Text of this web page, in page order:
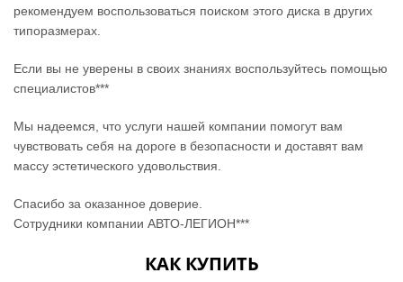
рекомендуем воспользоваться поиском этого диска в других
типоразмерах.
Если вы не уверены в своих знаниях воспользуйтесь помощью
специалистов***
Мы надеемся, что услуги нашей компании помогут вам
чувствовать себя на дороге в безопасности и доставят вам
массу эстетического удовольствия.
Спасибо за оказанное доверие.
Сотрудники компании АВТО-ЛЕГИОН***
КАК КУПИТЬ